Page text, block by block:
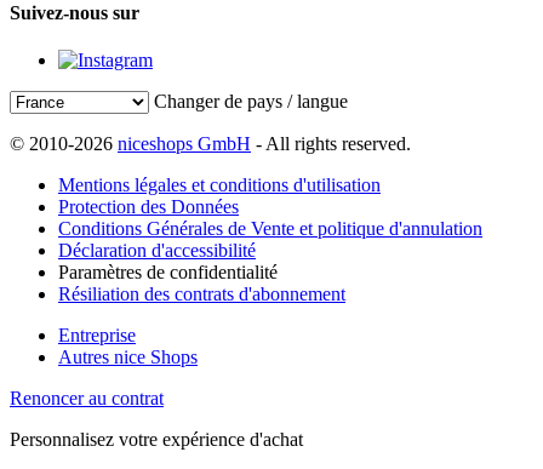
Suivez-nous sur
Changer de pays / langue
© 2010-2026 niceshops GmbH - All rights reserved.
Mentions légales et conditions d'utilisation
Protection des Données
Conditions Générales de Vente et politique d'annulation
Déclaration d'accessibilité
Paramètres de confidentialité
Résiliation des contrats d'abonnement
Entreprise
Autres nice Shops
Renoncer au contrat
Personnalisez votre expérience d'achat